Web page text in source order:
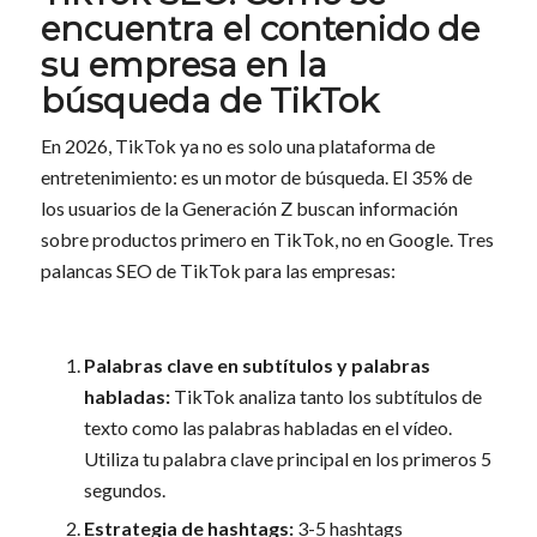
encuentra el contenido de
su empresa en la
búsqueda de TikTok
En 2026, TikTok ya no es solo una plataforma de
entretenimiento: es un motor de búsqueda. El 35% de
los usuarios de la Generación Z buscan información
sobre productos primero en TikTok, no en Google. Tres
palancas SEO de TikTok para las empresas:
Palabras clave en subtítulos y palabras
habladas:TikTok analiza tanto los subtítulos de
texto como las palabras habladas en el vídeo.
Utiliza tu palabra clave principal en los primeros 5
segundos.
Estrategia de hashtags:3-5 hashtags